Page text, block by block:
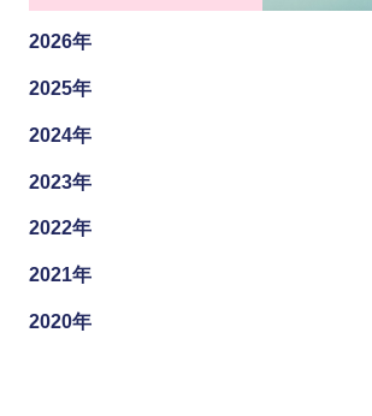
2026年
2025年
2024年
2023年
2022年
2021年
2020年